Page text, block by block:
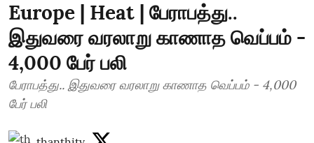
Europe | Heat | பேராபத்து..
இதுவரை வரலாறு காணாத வெப்பம் -
4,000 பேர் பலி
பேராபத்து.. இதுவரை வரலாறு காணாத வெப்பம் - 4,000
பேர் பலி